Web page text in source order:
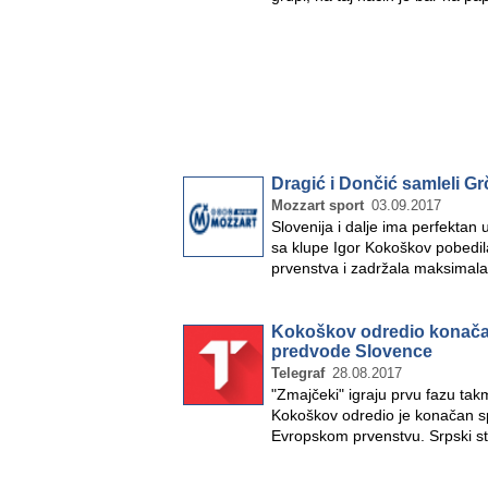
Dragić i Dončić samleli
Mozzart sport 03.09.2017
Slovenija i dalje ima perfektan
sa klupe Igor Kokoškov
prvenstva i zadržala
Kokoškov odredio
predvode Slovence
Telegraf 28.08.2017
"Zmajčeki" igraju prvu fazu
Kokoškov odredio je konačan
Evropskom prvenstvu. Srpski